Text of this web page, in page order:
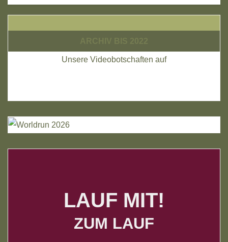
Unsere Videobotschaften auf
LAUF MIT!
ZUM LAUF